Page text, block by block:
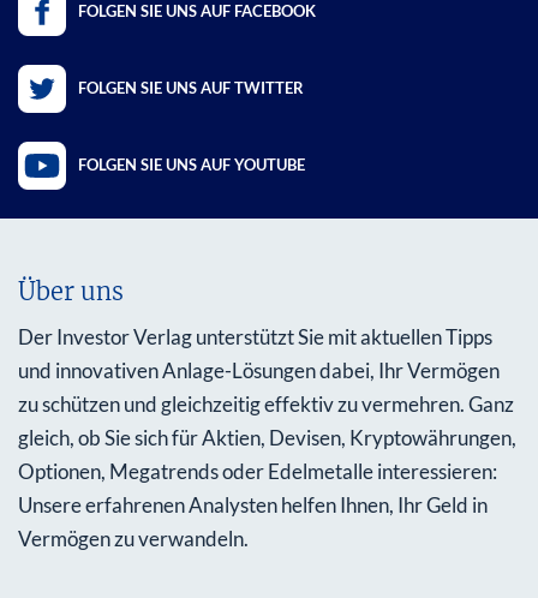
FOLGEN SIE UNS AUF FACEBOOK
FOLGEN SIE UNS AUF TWITTER
FOLGEN SIE UNS AUF YOUTUBE
Über uns
Der Investor Verlag unterstützt Sie mit aktuellen Tipps
und innovativen Anlage-Lösungen dabei, Ihr Vermögen
zu schützen und gleichzeitig effektiv zu vermehren. Ganz
gleich, ob Sie sich für Aktien, Devisen, Kryptowährungen,
Optionen, Megatrends oder Edelmetalle interessieren:
Unsere erfahrenen Analysten helfen Ihnen, Ihr Geld in
Vermögen zu verwandeln.